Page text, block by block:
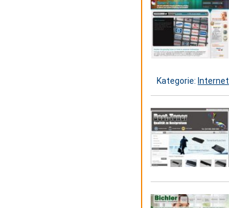
Kategorie: Internet